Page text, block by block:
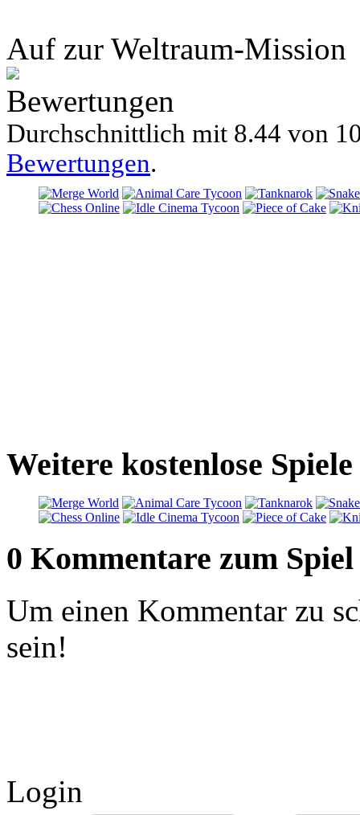
Auf zur Weltraum-Mission
Bewertungen
Durchschnittlich mit 8.44 von
Bewertungen.
Weitere kostenlose
0 Kommentare zum Spiel
Um einen Kommentar zu
sein!
Login